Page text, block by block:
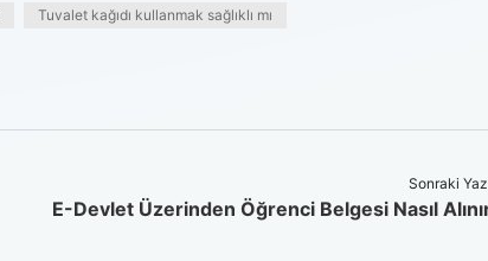
Tuvalet kağıdı kullanmak sağlıklı mı
Sonraki
E-Devlet Üzerinden Öğrenci Belgesi Nasıl